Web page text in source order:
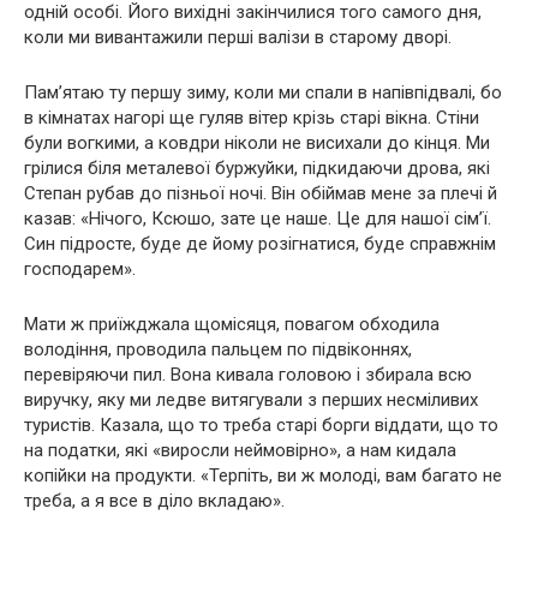
одній особі. Його вихідні закінчилися того самого дня,
коли ми вивантажили перші валізи в старому дворі.
Пам’ятаю ту першу зиму, коли ми спали в напівпідвалі, бо
в кімнатах нагорі ще гуляв вітер крізь старі вікна. Стіни
були вогкими, а ковдри ніколи не висихали до кінця. Ми
грілися біля металевої буржуйки, підкидаючи дрова, які
Степан рубав до пізньої ночі. Він обіймав мене за плечі й
казав: «Нічого, Ксюшо, зате це наше. Це для нашої сім’ї.
Син підросте, буде де йому розігнатися, буде справжнім
господарем».
Мати ж приїжджала щомісяця, повагом обходила
володіння, проводила пальцем по підвіконнях,
перевіряючи пил. Вона кивала головою і збирала всю
виручку, яку ми ледве витягували з перших несміливих
туристів. Казала, що то треба старі борги віддати, що то
на податки, які «виросли неймовірно», а нам кидала
копійки на продукти. «Терпіть, ви ж молоді, вам багато не
треба, а я все в діло вкладаю».